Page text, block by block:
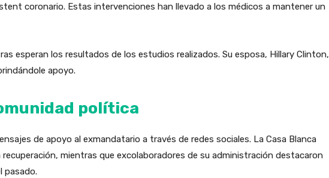
coronario. Estas intervenciones han llevado a los médicos a mantener un
esperan los resultados de los estudios realizados. Su esposa, Hillary Clinton,
apoyo.
política
de apoyo al exmandatario a través de redes sociales. La Casa Blanca
mientras que excolaboradores de su administración destacaron
pasado.